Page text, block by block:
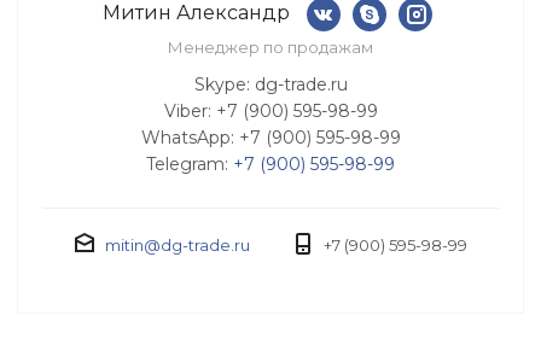
Митин Александр
Менеджер по продажам
Skype: dg-trade.ru
Viber: +7 (900) 595-98-99
WhatsApp: +7 (900) 595-98-99
Telegram: +7 (900) 595-98-99
mitin@dg-trade.ru +7 (900) 595-98-99